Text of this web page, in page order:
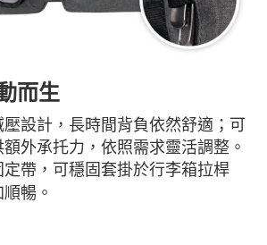
而生
設計，長時間背負依然舒適；可
外承托力，依照需求靈活調整。
帶，可穩固套掛於行李箱拉桿
暢。